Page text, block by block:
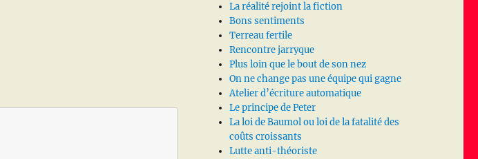
La réalité rejoint la fiction
Bons sentiments
Terreau fertile
Rencontre jarryque
Plus loin que le bout de son nez
On ne change pas une équipe qui gagne
Atelier d’écriture automatique
Le principe de Peter
La loi de Baumol ou loi de la fatalité des
coûts croissants
Lutte anti-théoriste